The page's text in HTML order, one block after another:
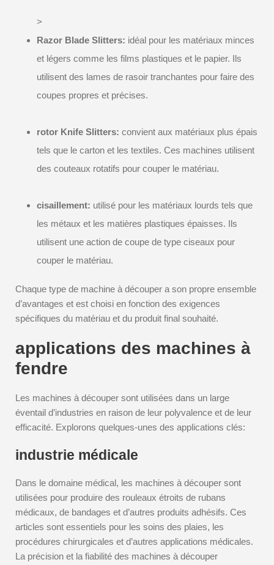
>
Razor Blade Slitters: idéal pour les matériaux minces
et légers comme les films plastiques et le papier. Ils
utilisent des lames de rasoir tranchantes pour faire des
coupes propres et précises.
rotor Knife Slitters: convient aux matériaux plus épais
tels que le carton et les textiles. Ces machines utilisent
des couteaux rotatifs pour couper le matériau.
cisaillement: utilisé pour les matériaux lourds tels que
les métaux et les matières plastiques épaisses. Ils
utilisent une action de coupe de type ciseaux pour
couper le matériau.
Chaque type de machine à découper a son propre ensemble
d’avantages et est choisi en fonction des exigences
spécifiques du matériau et du produit final souhaité.
applications des machines à
fendre
Les machines à découper sont utilisées dans un large
éventail d’industries en raison de leur polyvalence et de leur
efficacité. Explorons quelques-unes des applications clés:
industrie médicale
Dans le domaine médical, les machines à découper sont
utilisées pour produire des rouleaux étroits de rubans
médicaux, de bandages et d’autres produits adhésifs. Ces
articles sont essentiels pour les soins des plaies, les
procédures chirurgicales et d’autres applications médicales.
La précision et la fiabilité des machines à découper